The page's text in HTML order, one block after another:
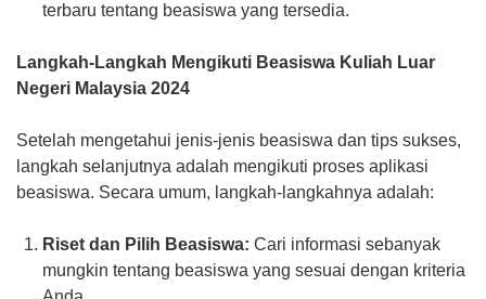
terbaru tentang beasiswa yang tersedia.
Langkah-Langkah Mengikuti Beasiswa Kuliah Luar
Negeri Malaysia 2024
Setelah mengetahui jenis-jenis beasiswa dan tips sukses,
langkah selanjutnya adalah mengikuti proses aplikasi
beasiswa. Secara umum, langkah-langkahnya adalah:
Riset dan Pilih Beasiswa: Cari informasi sebanyak
mungkin tentang beasiswa yang sesuai dengan kriteria